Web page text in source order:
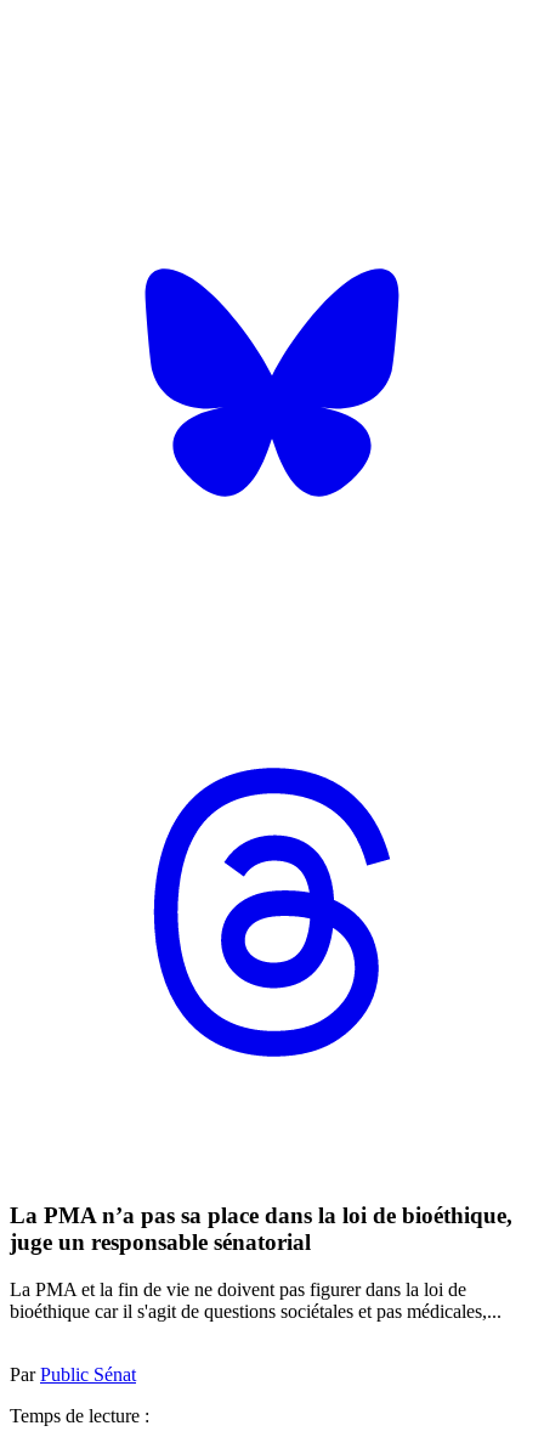
La PMA n’a pas sa place dans la loi de bioéthique,
juge un responsable sénatorial
La PMA et la fin de vie ne doivent pas figurer dans la loi de
bioéthique car il s'agit de questions sociétales et pas médicales,...
ParPublic Sénat
Temps de lecture :